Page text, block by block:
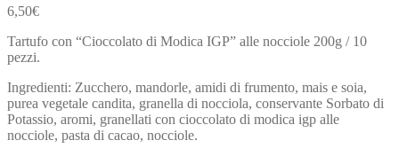
6,50€
Tartufo con “Cioccolato di Modica IGP” alle nocciole 200g / 10
pezzi.
Ingredienti: Zucchero, mandorle, amidi di frumento, mais e soia,
purea vegetale candita, granella di nocciola, conservante Sorbato di
Potassio, aromi, granellati con cioccolato di modica igp alle
nocciole, pasta di cacao, nocciole.